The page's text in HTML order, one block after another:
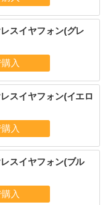
スイヤフォン(グレ
スイヤフォン(イエロ
スイヤフォン(ブル